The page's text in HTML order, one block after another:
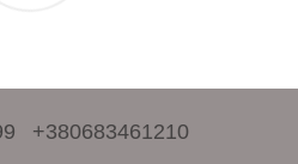
+380683461210